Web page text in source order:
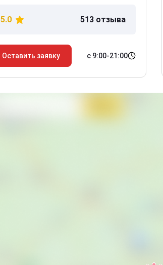
5.0 513 отзыва
Оставить заявку с 9:00-21:00